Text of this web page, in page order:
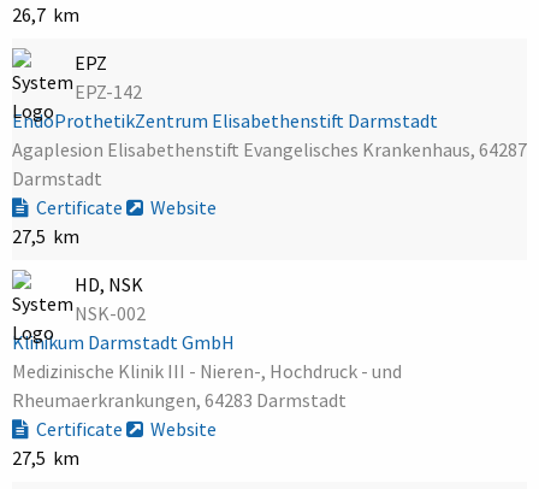
26,7 km
EPZ
EPZ-142
EndoProthetikZentrum Elisabethenstift Darmstadt
Agaplesion Elisabethenstift Evangelisches Krankenhaus, 64287
Darmstadt
Certificate
Website
27,5 km
HD, NSK
NSK-002
Klinikum Darmstadt GmbH
Medizinische Klinik III - Nieren-, Hochdruck - und
Rheumaerkrankungen, 64283 Darmstadt
Certificate
Website
27,5 km